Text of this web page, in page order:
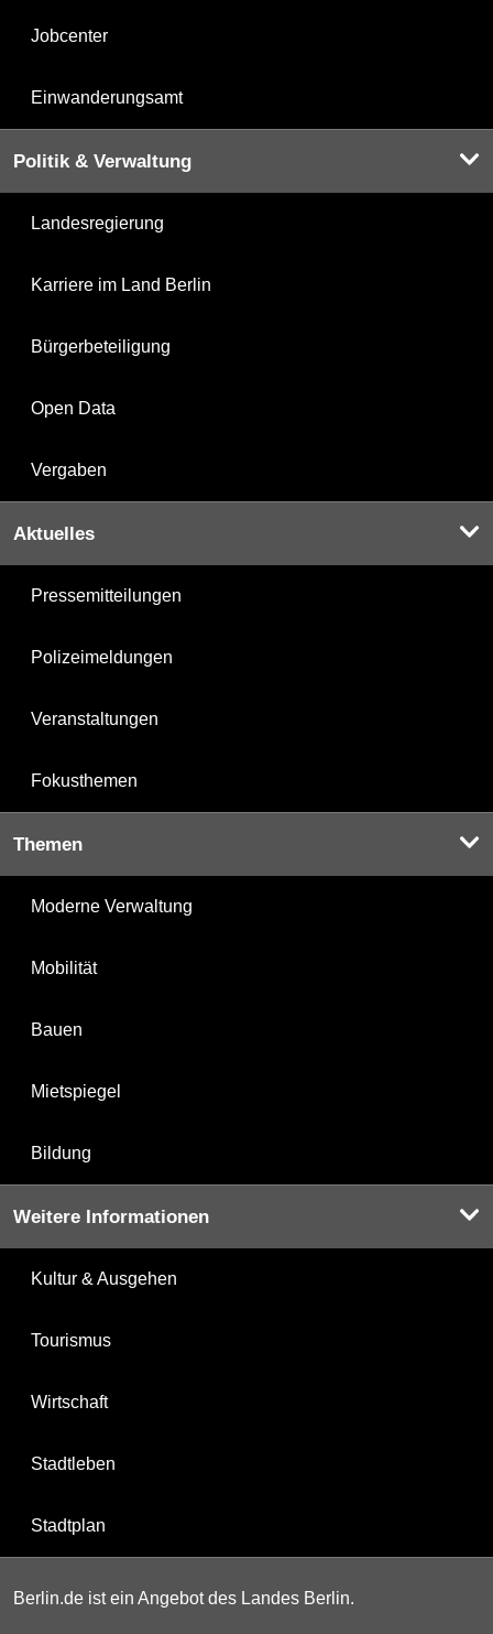
Jobcenter
Einwanderungsamt
Politik & Verwaltung
Landesregierung
Karriere im Land Berlin
Bürgerbeteiligung
Open Data
Vergaben
Aktuelles
Pressemitteilungen
Polizeimeldungen
Veranstaltungen
Fokusthemen
Themen
Moderne Verwaltung
Mobilität
Bauen
Mietspiegel
Bildung
Weitere Informationen
Kultur & Ausgehen
Tourismus
Wirtschaft
Stadtleben
Stadtplan
Berlin.de ist ein Angebot des Landes Berlin.